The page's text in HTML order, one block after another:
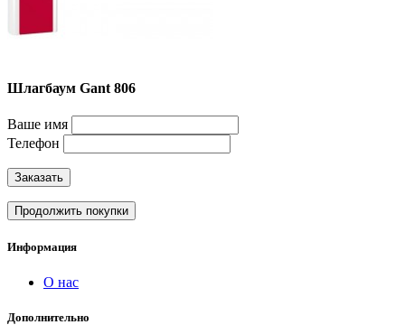
Шлагбаум Gant 806
Ваше имя
Телефон
Заказать
Продолжить покупки
Информация
О нас
Дополнительно